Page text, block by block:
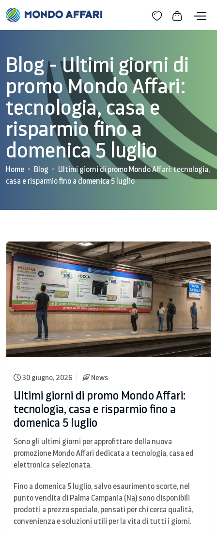
Blog - Ultimi giorni di
promo Mondo Affari:
tecnologia, casa e
risparmio fino a
domenica 5 luglio
Home Blog
Ultimi giorni di promo Mondo Affari: tecnologia,
casa e risparmio fino a domenica 5 luglio
30 giugno, 2026 News
Ultimi giorni di promo Mondo Affari:
tecnologia, casa e risparmio fino a
domenica 5 luglio
Sono gli ultimi giorni per approfittare della nuova
promozione Mondo Affari dedicata a tecnologia, casa ed
elettronica selezionata.
Fino a domenica 5 luglio, salvo esaurimento scorte, nel
punto vendita di Palma Campania (Na) sono disponibili
prodotti a prezzo speciale, pensati per chi cerca qualità,
convenienza e soluzioni utili per la vita di tutti i giorni.